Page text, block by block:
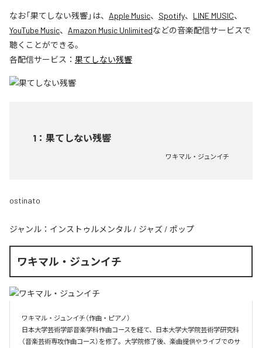
なお「果てしない残響」は、 Apple Music、 Spotify、 LINE MUSIC、
YouTube Music、 Amazon Music Unlimitedなどの音楽配信サービスで
聴くことができる。
各配信サービス： 果てしない残響
1 ： 果てしない残響
ワキマル・ジュンイチ
ostinato
ジャンル： インストゥルメンタル / ジャズ / ポップ
ワキマル・ジュンイチ
ワキマル・ジュンイチ（作曲・ピアノ）
日本大学芸術学部音楽学科作曲コースを経て、日本大学大学院芸術学研究科
（音楽芸術専攻作曲コース）を修了。大学院修了後、楽曲提供やライブでのサ